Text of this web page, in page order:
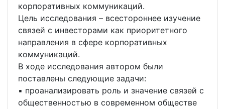
корпоративных коммуникаций.
Цель исследования – всестороннее изучение
связей с инвесторами как приоритетного
направления в сфере корпоративных
коммуникаций.
В ходе исследования автором были
поставлены следующие задачи:
▪ проанализировать роль и значение связей с
общественностью в современном обществе